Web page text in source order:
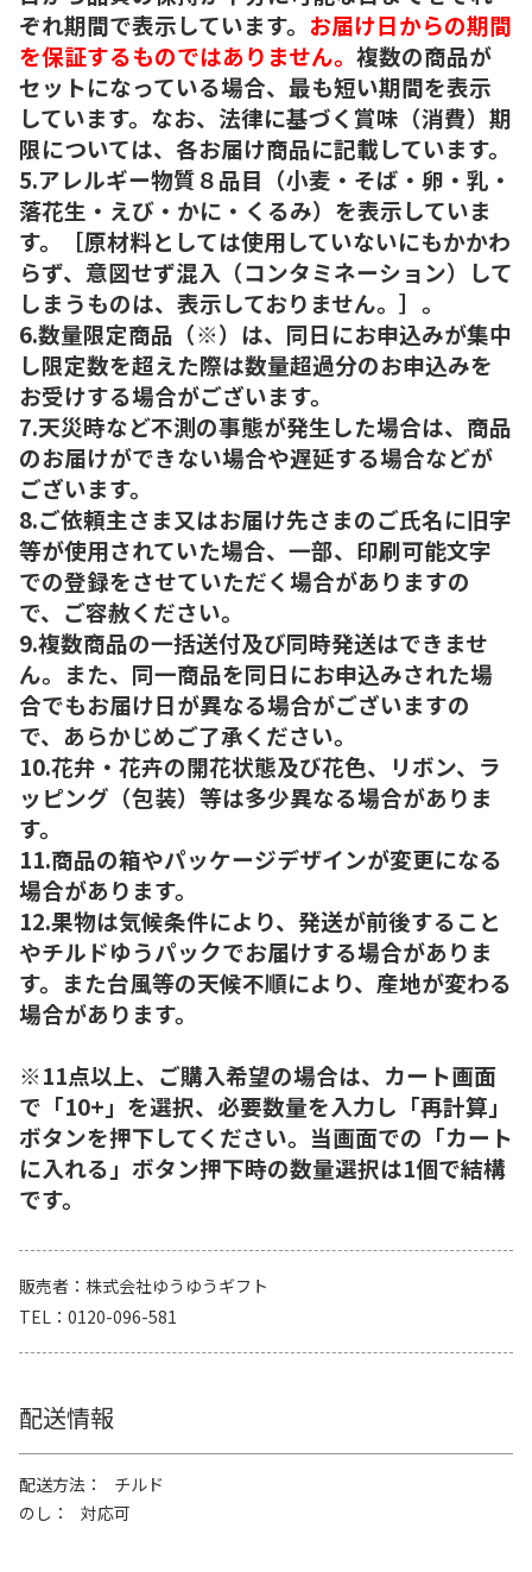
ぞれ期間で表示しています。 お届け日からの期間
を保証するものではありません。 複数の商品が
セットになっている場合、最も短い期間を表示
しています。なお、法律に基づく賞味（消費）期
限については、各お届け商品に記載しています。
5.アレルギー物質８品目（小麦・そば・卵・乳・
落花生・えび・かに・くるみ）を表示していま
す。［原材料としては使用していないにもかかわ
らず、意図せず混入（コンタミネーション）して
しまうものは、表示しておりません。］。
6.数量限定商品（※）は、同日にお申込みが集中
し限定数を超えた際は数量超過分のお申込みを
お受けする場合がございます。
7.天災時など不測の事態が発生した場合は、商品
のお届けができない場合や遅延する場合などが
ございます。
8.ご依頼主さま又はお届け先さまのご氏名に旧字
等が使用されていた場合、一部、印刷可能文字
での登録をさせていただく場合がありますの
で、ご容赦ください。
9.複数商品の一括送付及び同時発送はできませ
ん。また、同一商品を同日にお申込みされた場
合でもお届け日が異なる場合がございますの
で、あらかじめご了承ください。
10.花弁・花卉の開花状態及び花色、リボン、ラ
ッピング（包装）等は多少異なる場合がありま
す。
11.商品の箱やパッケージデザインが変更になる
場合があります。
12.果物は気候条件により、発送が前後すること
やチルドゆうパックでお届けする場合がありま
す。また台風等の天候不順により、産地が変わる
場合があります。
※11点以上、ご購入希望の場合は、カート画面
で「10+」を選択、必要数量を入力し「再計算」
ボタンを押下してください。当画面での「カート
に入れる」ボタン押下時の数量選択は1個で結構
です。
販売者
株式会社ゆうゆうギフト
TEL
0120-096-581
配送情報
配送方法
チルド
のし
対応可